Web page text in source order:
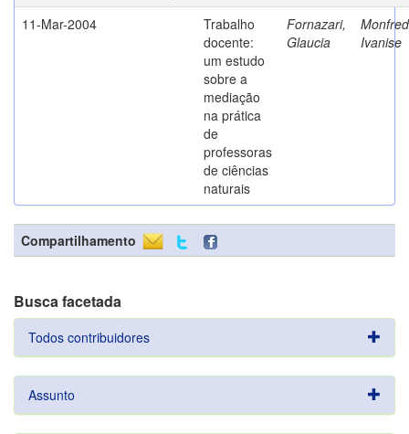
11-Mar-2004
Trabalho
docente:
um estudo
sobre a
mediação
na prática
de
professoras
de ciências
naturais
Fornazari,
Glaucia
Ivanise
Compartilhamento
Busca facetada
Todos contribuidores
Assunto